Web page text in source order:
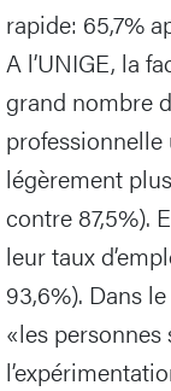
rapide: 65,7%
A l’UNIGE, la
grand nombre
professionnelle
légèrement
contre 87,5%).
leur taux
93,6%). Dans
«les